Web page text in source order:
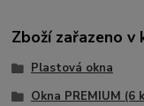
Zboží zařazeno v
Plastová okna
Okna PREMIUM (6